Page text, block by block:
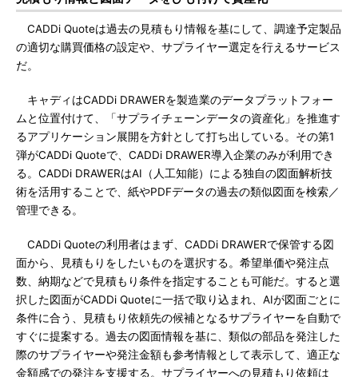
CADDi Quoteは過去の見積もり情報を基にして、調達予定製品
の適切な購買価格の設定や、サプライヤー選定を行えるサービス
だ。
キャディはCADDi DRAWERを製造業のデータプラットフォー
ムと位置付けて、「サプライチェーンデータの資産化」を推進す
るアプリケーション展開を方針として打ち出している。その第1
弾がCADDi Quoteで、CADDi DRAWER導入企業のみが利用でき
る。CADDi DRAWERはAI（人工知能）による独自の図面解析技
術を活用することで、紙やPDFデータの過去の類似図面を検索／
管理できる。
CADDi Quoteの利用者はまず、CADDi DRAWERで保管する図
面から、見積もりをしたいものを選択する。希望単価や発注点
数、納期などで見積もり条件を指定することも可能だ。すると選
択した図面がCADDi Quoteに一括で取り込まれ、AIが図面ごとに
条件に合う、見積もり依頼先の候補となるサプライヤーを自動で
すぐに提案する。過去の図面情報を基に、類似の部品を発注した
際のサプライヤーや発注金額も参考情報として表示して、適正な
金額感での発注を支援する。サプライヤーへの見積もり依頼は